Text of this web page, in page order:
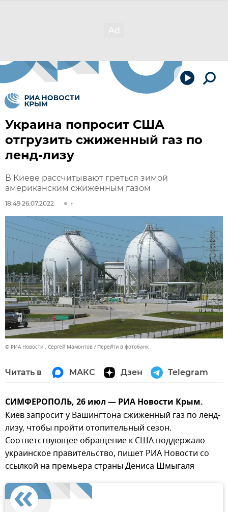
Украина попросит США
отгрузить сжиженный газ по
ленд-лизу
В Киеве рассчитывают греться зимой
американским сжиженным газом
18:49 26.07.2022
© РИА Новости . Сергей Мамонтов Перейти в фотобанк
Читать в МАКС Дзен Telegram
СИМФЕРОПОЛЬ, 26 июл — РИА Новости Крым.
Киев запросит у Вашингтона сжиженный газ по ленд-
лизу, чтобы пройти отопительный сезон.
Соответствующее обращение к США поддержало
украинское правительство, пишет РИА Новости со
ссылкой на премьера страны Дениса Шмыгаля